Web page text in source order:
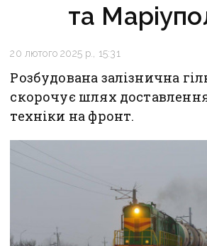
та
20 лютого 2025 р., 15:31
Розбудована залізнична
скорочує шлях
техніки на фронт.